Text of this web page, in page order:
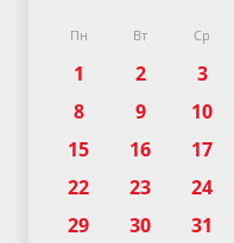
Пн Вт Ср
1 2 3
8
9 10
15
16 17
22
23 24
29
30 31